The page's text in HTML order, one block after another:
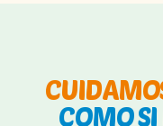
COMO SI